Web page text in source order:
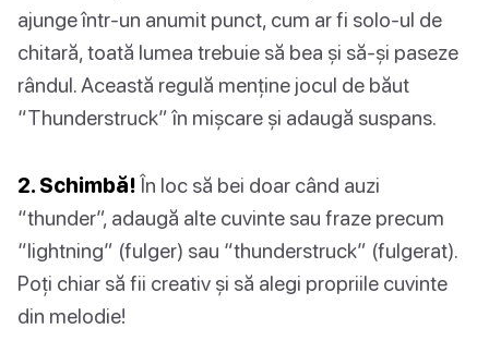
ajunge într-un anumit punct, cum ar fi solo-ul de
chitară, toată lumea trebuie să bea și să-și paseze
rândul. Această regulă menține jocul de băut
“Thunderstruck” în mișcare și adaugă suspans.
2. Schimbă!În loc să bei doar când auzi
“thunder”, adaugă alte cuvinte sau fraze precum
“lightning” (fulger) sau “thunderstruck” (fulgerat).
Poți chiar să fii creativ și să alegi propriile cuvinte
din melodie!